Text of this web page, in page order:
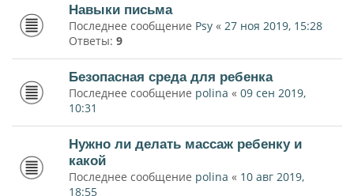
Навыки письма
Последнее сообщение Psy « 27 ноя 2019, 15:28
Ответы: 9
Безопасная среда для ребенка
Последнее сообщение polina « 09 сен 2019,
10:31
Нужно ли делать массаж ребенку и
какой
Последнее сообщение polina « 10 авг 2019,
18:55